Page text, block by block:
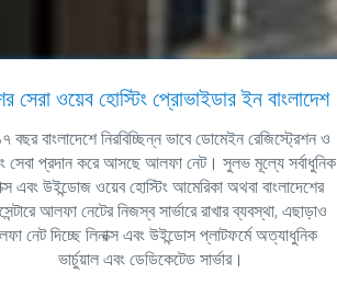
সেরা ওয়েব হোস্টিং প্রোভাইডার ইন বাংলাদেশ
বছর বাংলাদেশে নিরবিচ্ছিন্ন ভাবে ডোমেইন রেজিস্ট্রেশন ও
সেবা প্রদান করে আসছে আলফা নেট। সুলভ মূল্যে সর্বাধুনিক
এবং উইন্ডোজ ওয়েব হোস্টিং আমেরিকা অথবা বাংলাদেশের
আলফা নেটের নিজস্ব সার্ভারে রাখার ব্যবস্থা, এছাড়াও
নেট দিচ্ছে লিনাক্স এবং উইন্ডোস প্লাটফর্মে অত্যাধুনিক
ভার্চুয়াল এবং ডেডিকেটেড সার্ভার।